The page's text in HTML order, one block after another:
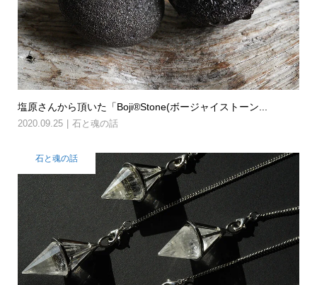
塩原さんから頂いた「Boji®Stone(ボージャイストーン...
2020.09.25 石と魂の話
石と魂の話